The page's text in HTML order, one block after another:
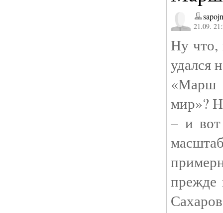
21.09.
Ну что,
удался
«Марш
мир»?
– и
прежде